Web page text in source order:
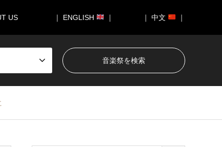
US ｜ ENGLISH ｜ ｜ 中文 ｜